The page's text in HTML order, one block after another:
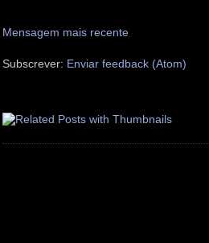
Mensagem mais recente
Subscrever: Enviar feedback (Atom)